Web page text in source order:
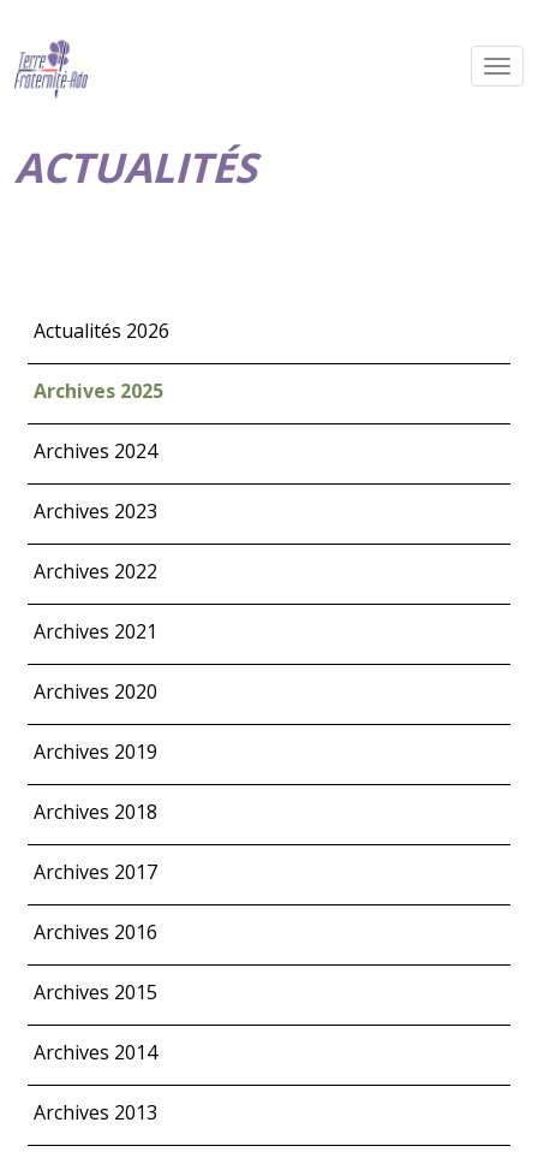
ACTUALITÉS
Actualités 2026
Archives 2025
Archives 2024
Archives 2023
Archives 2022
Archives 2021
Archives 2020
Archives 2019
Archives 2018
Archives 2017
Archives 2016
Archives 2015
Archives 2014
Archives 2013